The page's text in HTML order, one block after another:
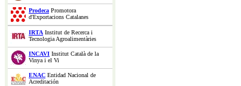
Prodeca Promotora
d'Exportacions Catalanes
IRTA Institut de Recerca i
Tecnologia Agroalimentàries
INCAVI Institut Català de la
Vinya i el Vi
ENAC Entidad Nacional de
Acreditación